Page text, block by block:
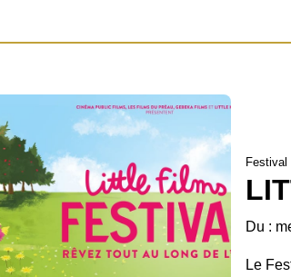
Festival
Du :
Le